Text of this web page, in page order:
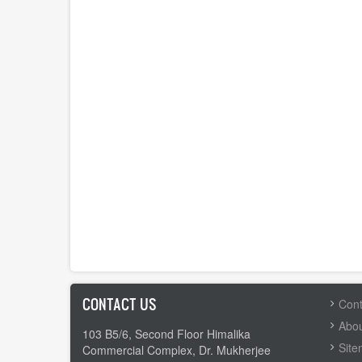
CONTACT US
103 B5/6, Second Floor Himalika
Commercial Complex, Dr. Mukherjee
FOOTER
MENU